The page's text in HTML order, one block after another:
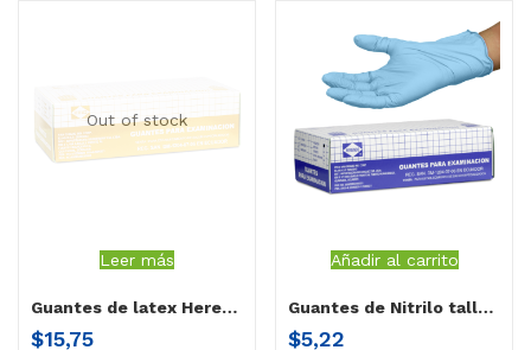
Out of stock
Leer más
Guantes de latex Herenco Grande
$15,75
Añadir al carrito
Guantes de Nitrilo talla S
$5,22